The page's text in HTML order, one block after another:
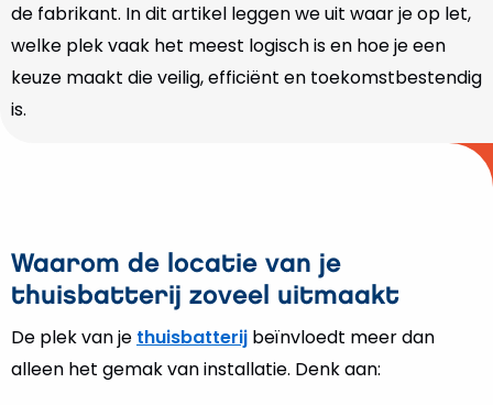
de fabrikant. In dit artikel leggen we uit waar je op let,
welke plek vaak het meest logisch is en hoe je een
keuze maakt die veilig, efficiënt en toekomstbestendig
is.
Waarom de locatie van je
thuisbatterij zoveel uitmaakt
De plek van je thuisbatterij beïnvloedt meer dan
alleen het gemak van installatie. Denk aan: